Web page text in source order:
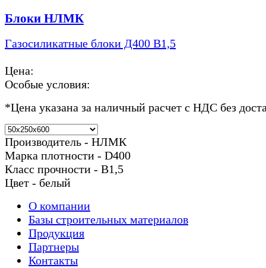
Блоки НЛМК
Газосиликатные блоки Д400 В1,5
Цена:
Особые условия:
*Цена указана за наличный расчет с НДС без
Производитель - НЛМК
Марка плотности - D400
Класс прочности - В1,5
Цвет - белый
О компании
Базы строительных материалов
Продукция
Партнеры
Контакты